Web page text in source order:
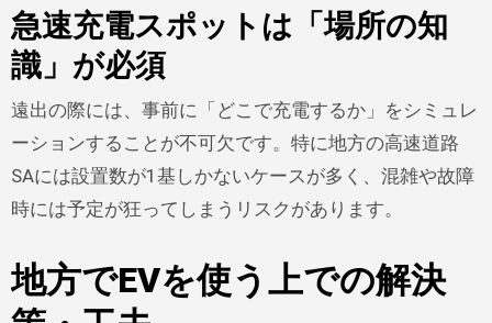
急速充電スポットは「場所の知
識」が必須
遠出の際には、事前に「どこで充電するか」をシミュレ
ーションすることが不可欠です。特に地方の高速道路
SAには設置数が1基しかないケースが多く、混雑や故障
時には予定が狂ってしまうリスクがあります。
地方でEVを使う上での解決